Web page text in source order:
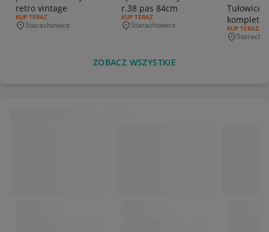
retro vintage
RODZAJ OFERTY:
KUP TERAZ
Miejscowość
Starachowice
r.38 pas 84cm
RODZAJ OFERTY:
KUP TERAZ
Miejscowość
Starachowice
Tułowice PRL
komplet
RODZAJ
KUP TERAZ
ZOBACZ WSZYSTKIE